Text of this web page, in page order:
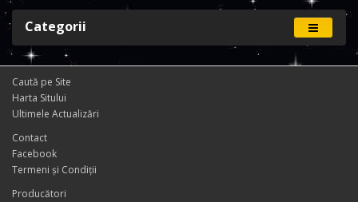
Categorii
Caută pe Site
Harta Sitului
Ultimele Actualizări
Contact
Facebook
Termeni și Condiţii
Producători